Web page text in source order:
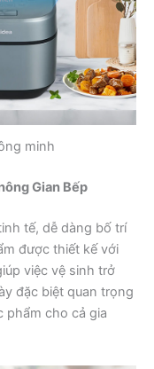
minh
Gian Bếp
tế, dễ dàng bố trí
được thiết kế với
việc vệ sinh trở
đặc biệt quan trọng
phẩm cho cả gia